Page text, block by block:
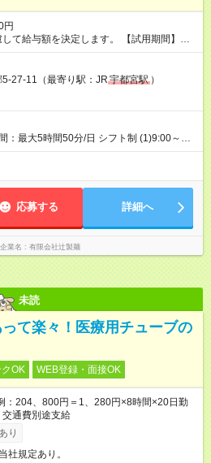
円
額を決定します。 【試用期間】試
の長さ：3ヶ月 ※ 雇用形態と給与に、本採
ります。 雇用形態：本採用時と同じで
円 ～ 1,300円
27-11（最寄り駅：JR 宇都宮駅 ）
：最大5時間50分/日 シフト制 (1)9:00～
(3)9:00～14:50 (4)14:00～18:00 週3～4日
※曜日・時間は面接時にご相談くださ
い！
応募する 詳細へ
業名 有限会社辻製麺
未読
て楽々！医療用チューブの
OK WEB登録・面接OK
：204、800円＝1、280円×8時間×20日勤
通費別途支給
り
社規定あり。